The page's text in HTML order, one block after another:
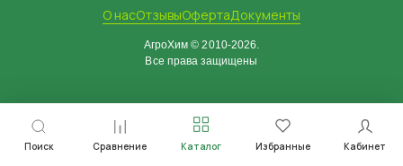
Поиск Сравнение Каталог Избранные Кабинет
О насОтзывыОфертаДокументы
АгроХим © 2010-2026.
Все права защищены